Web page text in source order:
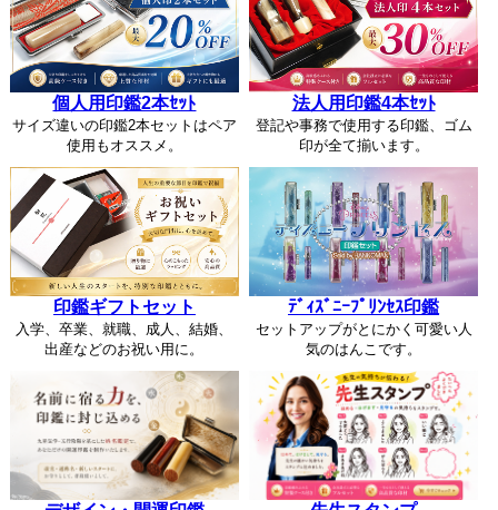
個人用印鑑2本ｾｯﾄ
サイズ違いの印鑑2本セットはペア
使用もオススメ。
法人用印鑑4本ｾｯﾄ
登記や事務で使用する印鑑、ゴム
印が全て揃います。
印鑑ギフトセット
入学、卒業、就職、成人、結婚、
出産などのお祝い用に。
ﾃﾞｨｽﾞﾆｰﾌﾟﾘﾝｾｽ印鑑
セットアップがとにかく可愛い人
気のはんこです。